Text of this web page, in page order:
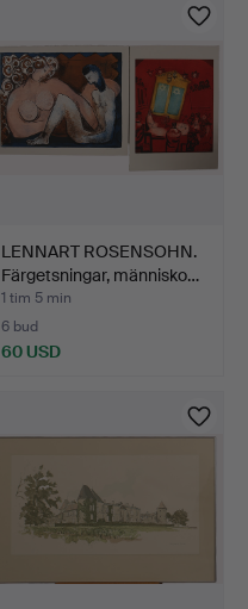
LENNART ROSENSOHN.
Färgetsningar, människo…
1 tim 5 min
6 bud
60 USD